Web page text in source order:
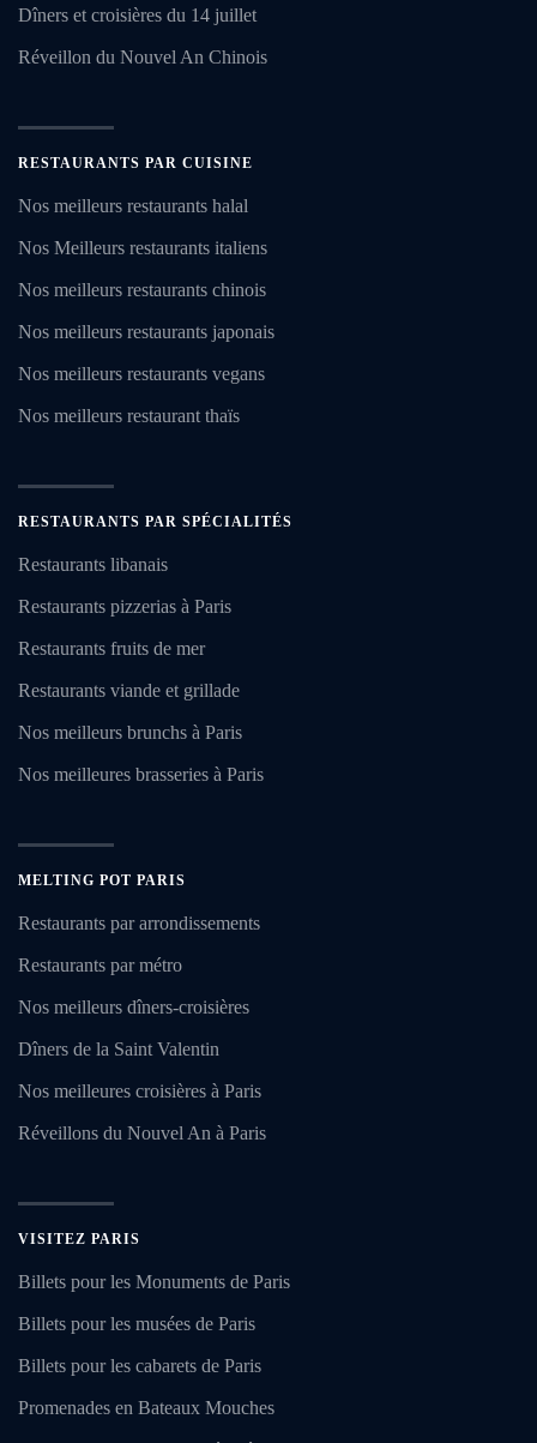
Dîners et croisières du 14 juillet
Réveillon du Nouvel An Chinois
RESTAURANTS PAR CUISINE
Nos meilleurs restaurants halal
Nos Meilleurs restaurants italiens
Nos meilleurs restaurants chinois
Nos meilleurs restaurants japonais
Nos meilleurs restaurants vegans
Nos meilleurs restaurant thaïs
RESTAURANTS PAR SPÉCIALITÉS
Restaurants libanais
Restaurants pizzerias à Paris
Restaurants fruits de mer
Restaurants viande et grillade
Nos meilleurs brunchs à Paris
Nos meilleures brasseries à Paris
MELTING POT PARIS
Restaurants par arrondissements
Restaurants par métro
Nos meilleurs dîners-croisières
Dîners de la Saint Valentin
Nos meilleures croisières à Paris
Réveillons du Nouvel An à Paris
VISITEZ PARIS
Billets pour les Monuments de Paris
Billets pour les musées de Paris
Billets pour les cabarets de Paris
Promenades en Bateaux Mouches